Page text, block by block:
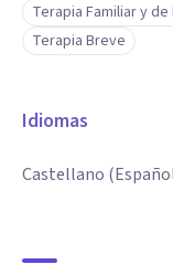
Terapia Familiar y de
Terapia Breve
Idiomas
Castellano